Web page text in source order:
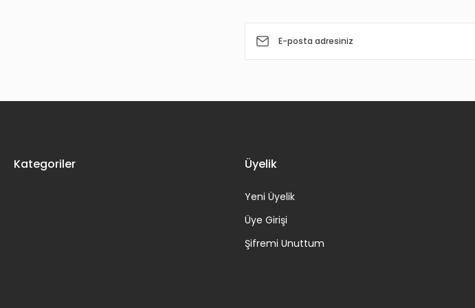
Kategoriler Üyelik
Yeni Üyelik
Üye Girişi
Şifremi Unuttum